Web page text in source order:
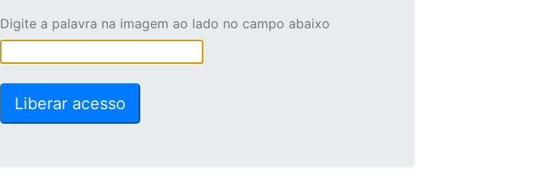
Digite a palavra na imagem ao lado no campo abaixo